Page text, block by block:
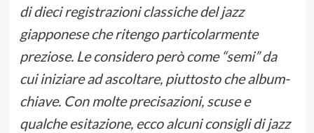
di dieci registrazioni classiche del jazz
giapponese che ritengo particolarmente
preziose. Le considero però come “semi” da
cui iniziare ad ascoltare, piuttosto che album-
chiave. Con molte precisazioni, scuse e
qualche esitazione, ecco alcuni consigli di jazz